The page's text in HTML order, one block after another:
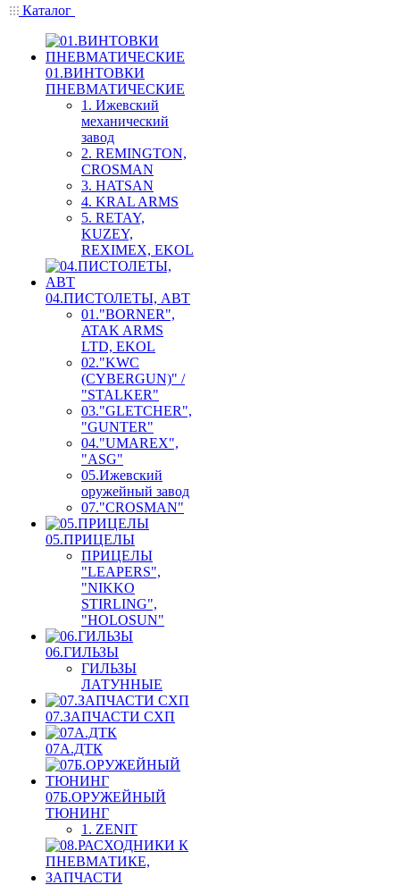
Каталог
01.ВИНТОВКИ
ПНЕВМАТИЧЕСКИЕ
1. Ижевский
механический
завод
2. REMINGTON,
CROSMAN
3. HATSAN
4. KRAL ARMS
5. RETAY,
KUZEY,
REXIMEX, EKOL
04.ПИСТОЛЕТЫ, АВТ
01."BORNER",
ATAK ARMS
LTD, EKOL
02."KWC
(CYBERGUN)" /
"STALKER"
03."GLETCHER",
"GUNTER"
04."UMAREX",
"ASG"
05.Ижевский
оружейный завод
07."CROSMAN"
05.ПРИЦЕЛЫ
ПРИЦЕЛЫ
"LEAPERS",
"NIKKO
STIRLING",
"HOLOSUN"
06.ГИЛЬЗЫ
ГИЛЬЗЫ
ЛАТУННЫЕ
07.ЗАПЧАСТИ СХП
07А.ДТК
07Б.ОРУЖЕЙНЫЙ
ТЮНИНГ
1. ZENIT